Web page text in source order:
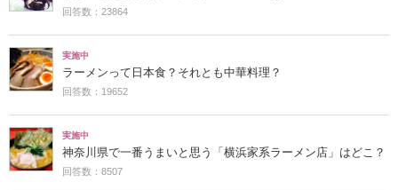
回答数：23864
実施中
ラーメンって日本食？それとも中華料理？
回答数：19652
実施中
神奈川県で一番うまいと思う「横浜家系ラーメン店」はどこ？
回答数：8507